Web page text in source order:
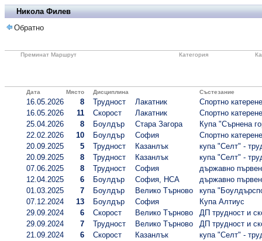
Никола Филев
Обратно
Преминат Маршрут Категория
Дата Място Дисциплина Състезание
16.05.2026 8 Трудност Лакатник
Спортно
16.05.2026
11 Скорост Лакатник
Спортно
25.04.2026
8 Боулдър Стара Загора
Купа "Сърнена
22.02.2026
10 Боулдър София
Спортно
20.09.2025
5 Трудност Казанлък
купа "Селт" -
20.09.2025
8 Трудност Казанлък
купа "Селт" -
07.06.2025
8 Трудност София
държавно
12.04.2025
6 Боулдър София, НСА
държавно
01.03.2025
7 Боулдър Велико Търново
купа
07.12.2024
13 Боулдър София
Купа Алтиус
29.09.2024
6 Скорост Велико Търново
ДП трудност и
29.09.2024
7 Трудност Велико Търново
ДП трудност и
21.09.2024
6 Скорост Казанлък
купа "Селт" -